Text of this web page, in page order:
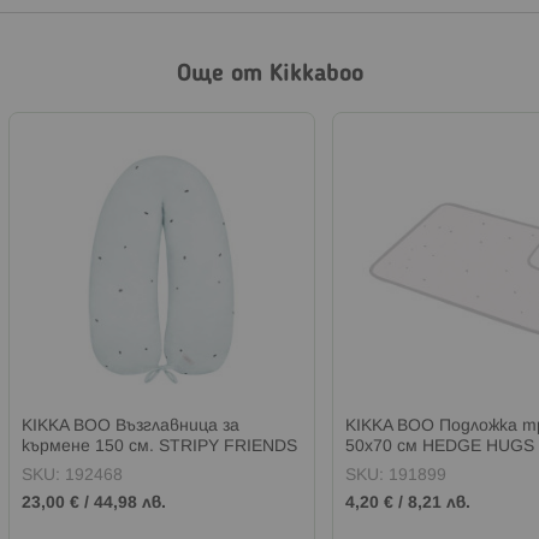
Още от Kikkaboo
KIKKA BOO Възглавница за
кърмене 150 см. STRIPY FRIENDS
SKU: 192468
23,00 € / 44,98 лв.
KIKKA BOO Подложка
50х70 см HEDGE HUGS
SKU: 191899
4,20 € / 8,21 лв.